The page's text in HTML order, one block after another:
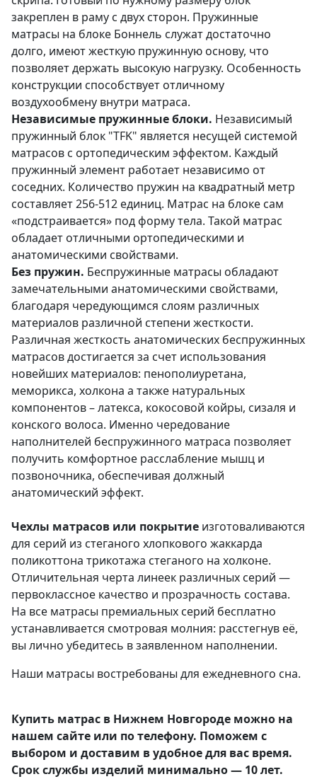
закреплен в раму с двух сторон. Пружинные
матрасы на блоке Боннель служат достаточно
долго, имеют жесткую пружинную основу, что
позволяет держать высокую нагрузку. Особенность
конструкции способствует отличному
воздухообмену внутри матраса.
Независимые пружинные блоки. Независимый
пружинный блок "TFK" является несущей системой
матрасов с ортопедическим эффектом. Каждый
пружинный элемент работает независимо от
соседних. Количество пружин на квадратный метр
составляет 256-512 единиц. Матрас на блоке сам
«подстраивается» под форму тела. Такой матрас
обладает отличными ортопедическими и
анатомическими свойствами.
Без пружин. Беспружинные матрасы обладают
замечательными анатомическими свойствами,
благодаря чередующимся слоям различных
материалов различной степени жесткости.
Различная жесткость анатомических беспружинных
матрасов достигается за счет использования
новейших материалов: пенополиуретана,
меморикса, холкона а также натуральных
компонентов – латекса, кокосовой койры, сизаля и
конского волоса. Именно чередование
наполнителей беспружинного матраса позволяет
получить комфортное расслабление мышц и
позвоночника, обеспечивая должный
анатомический эффект.
Чехлы матрасов или покрытие изготоваливаются
для серий из стеганого хлопкового жаккарда
поликоттона трикотажа стеганого на холконе.
Отличительная черта линеек различных серий —
первоклассное качество и прозрачность состава.
На все матрасы премиальных серий бесплатно
устанавливается смотровая молния: расстегнув её,
вы лично убедитесь в заявленном наполнении.
Наши матрасы востребованы для ежедневного сна.
Купить матрас в Нижнем Новгороде можно на
нашем сайте или по телефону. Поможем с
выбором и доставим в удобное для вас время.
Срок службы изделий минимально — 10 лет.